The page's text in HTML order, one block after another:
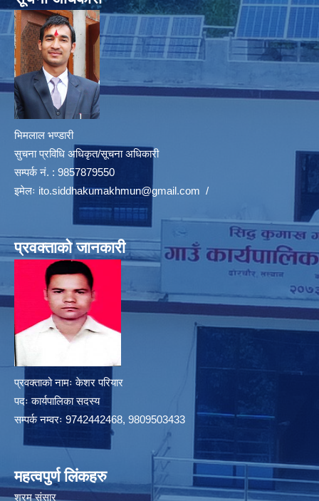
भिमलाल भण्डारी
सुचना प्रविधि अधिकृत/सूचना अधिकारी
सम्पर्क नं. : 9857879550
इमेलः ito.siddhakumakhmun@gmail.com /
प्रवक्ताको जानकारी
प्रवक्ताको नामः केशर परियार
पदः कार्यपालिका सदस्य
सम्पर्क नम्वरः 9742442468, 9809503433
महत्वपुर्ण लिंकहरु
श्रम संसार